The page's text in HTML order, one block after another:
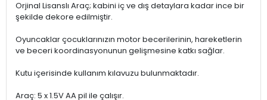
Orjinal Lisanslı Araç; kabini iç ve dış detaylara kadar ince bir
şekilde dekore edilmiştir.
Oyuncaklar çocuklarınızın motor becerilerinin, hareketlerin
ve beceri koordinasyonunun gelişmesine katkı sağlar.
Kutu içerisinde kullanım kılavuzu bulunmaktadır.
Araç: 5 x 1.5V AA pil ile çalışır.